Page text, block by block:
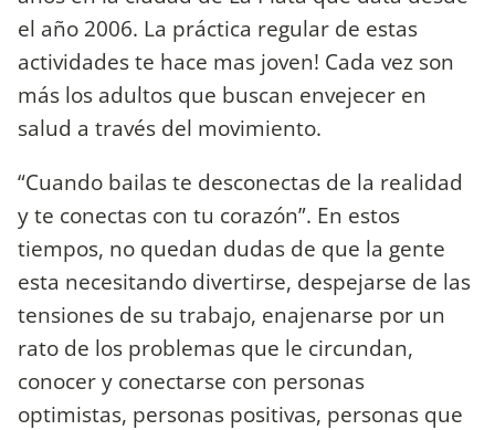
el año 2006. La práctica regular de estas
actividades te hace mas joven! Cada vez son
más los adultos que buscan envejecer en
salud a través del movimiento.
“Cuando bailas te desconectas de la realidad
y te conectas con tu corazón”. En estos
tiempos, no quedan dudas de que la gente
esta necesitando divertirse, despejarse de las
tensiones de su trabajo, enajenarse por un
rato de los problemas que le circundan,
conocer y conectarse con personas
optimistas, personas positivas, personas que